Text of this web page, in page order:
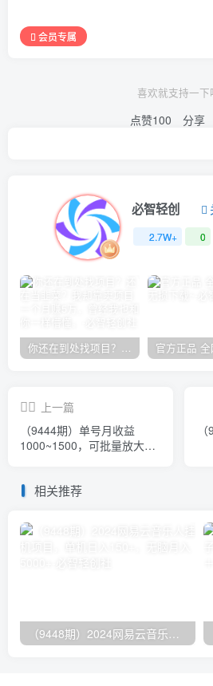
会员专属
喜欢就支持一下
点赞100 分享
必智轻创
2.7W+ 0
你还在到处找项目？还在当韭菜？我却靠卖项目一个月赚5万，曾经我也和你一样懵懂。
上一篇
（9444期）单号月收益
1000~1500，可批量放大，
相关推荐
（9448期）2024网易云音乐人挂机项目，单机日入150+，无脑月入5000+